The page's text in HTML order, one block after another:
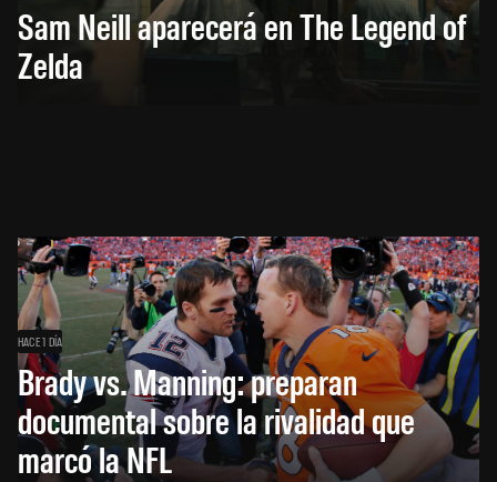
Sam Neill aparecerá en The Legend of
Zelda
HACE 1 DÍA
Brady vs. Manning: preparan
documental sobre la rivalidad que
marcó la NFL